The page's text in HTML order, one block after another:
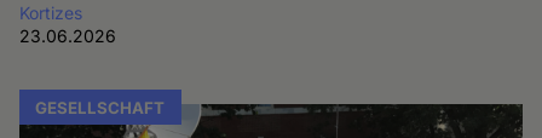
Kortizes
23.06.2026
GESELLSCHAFT